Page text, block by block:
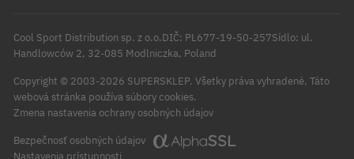
Cool Sport Distribution sp. z o.o.DIČ: PL677-19-50-257Sídlo: ul.
Handlowców 2, 32-085 Modlniczka, Poland
Copyright © 2003-2026 SUPERSKLEP. Všetky práva vyhradené. Táto
webová stránka používa súbory cookies.
Zmena nastavenia ochrany osobných údajov
Bezpečnosť osobných údajov